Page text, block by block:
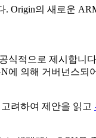
. Origin의 새로운
식적으로 제시합니
에 의해 거버넌스
려하여 제안을 읽고